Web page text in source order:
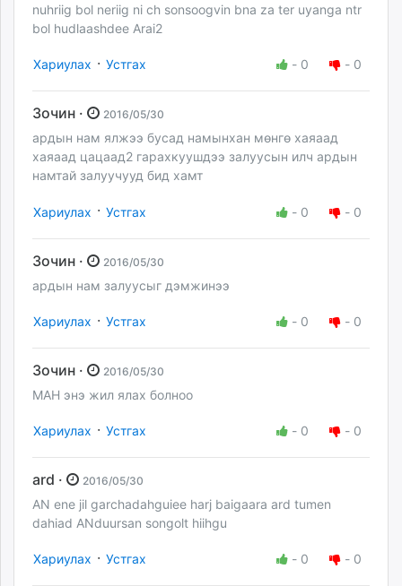
nuhriig bol neriig ni ch sonsoogvin bna za ter uyanga ntr
bol hudlaashdee Arai2
Хариулах · Устгах - 0 - 0
Зочин · 2016/05/30
ардын нам ялжээ бусад намынхан мөнгө хаяаад
хаяаад цацаад2 гарахкуушдээ залуусын илч ардын
намтай залуучууд бид хамт
Хариулах · Устгах - 0 - 0
Зочин · 2016/05/30
ардын нам залуусыг дэмжинээ
Хариулах · Устгах - 0 - 0
Зочин · 2016/05/30
МАН энэ жил ялах болноо
Хариулах · Устгах - 0 - 0
ard · 2016/05/30
AN ene jil garchadahguiee harj baigaara ard tumen
dahiad ANduursan songolt hiihgu
Хариулах · Устгах - 0 - 0